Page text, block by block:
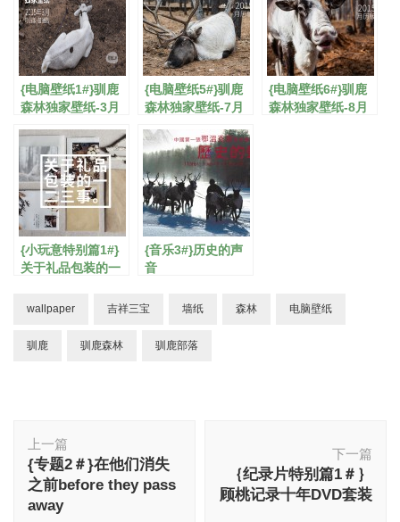
{电脑壁纸1#}驯鹿
森林独家壁纸-3月
{电脑壁纸5#}驯鹿
森林独家壁纸-7月
{电脑壁纸6#}驯鹿
森林独家壁纸-8月
{小玩意特别篇1#}
关于礼品包装的一
{音乐3#}历史的声
音
wallpaper 吉祥三宝 墙纸 森林 电脑壁纸
驯鹿 驯鹿森林 驯鹿部落
文
导
航
上一篇
{专题2＃}在他们消失
之前before they pass
away
下一篇
｛纪录片特别篇1＃｝
顾桃记录十年DVD套装